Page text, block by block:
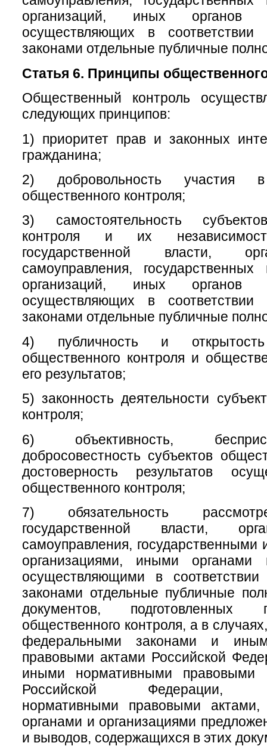
организаций, иных органов
осуществляющих в
законами отдельные публичные
Статья 6. Принципы
Общественный контроль
следующих принципов:
1) приоритет прав и законных
гражданина;
2) добровольность участия в
общественного контроля;
3) самостоятельность
контроля и их
государственной власти,
самоуправления,
организаций, иных органов
осуществляющих в
законами отдельные публичные
4) публичность и открытость
общественного контроля и
его результатов;
5) законность деятельности
контроля;
6) объективность,
добросовестность субъектов
достоверность результатов
общественного контроля;
7) обязательность
государственной власти,
самоуправления,
организациями, иными органами
осуществляющими в
законами отдельные публичные
документов, подготовленных
общественного контроля, а в
федеральными законами и
правовыми актами Российской
иными нормативными правовыми
Российской Федерации,
нормативными правовыми
органами и организациями
и выводов, содержащихся в этих